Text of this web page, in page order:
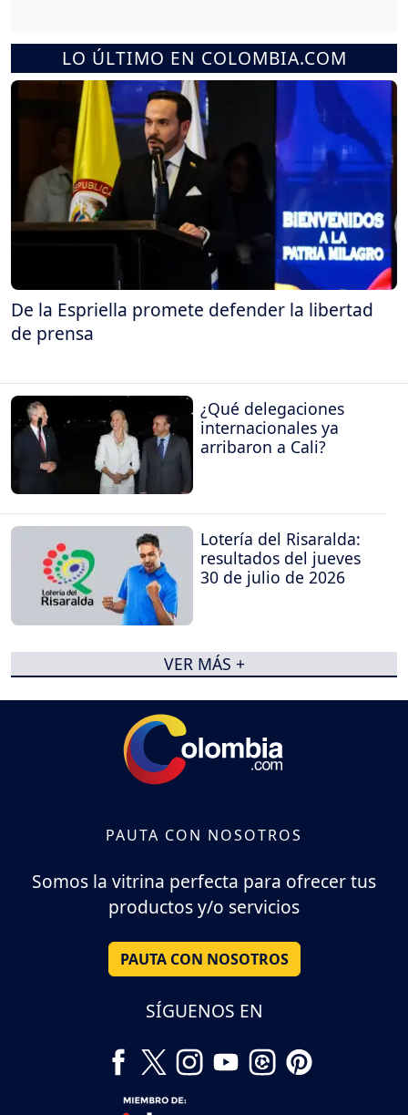
LO ÚLTIMO EN COLOMBIA.COM
De la Espriella promete defender la libertad
de prensa
¿Qué delegaciones
internacionales ya
arribaron a Cali?
Lotería del Risaralda:
resultados del jueves
30 de julio de 2026
VER MÁS +
PAUTA CON NOSOTROS
Somos la vitrina perfecta para ofrecer tus
productos y/o servicios
PAUTA CON NOSOTROS
SÍGUENOS EN